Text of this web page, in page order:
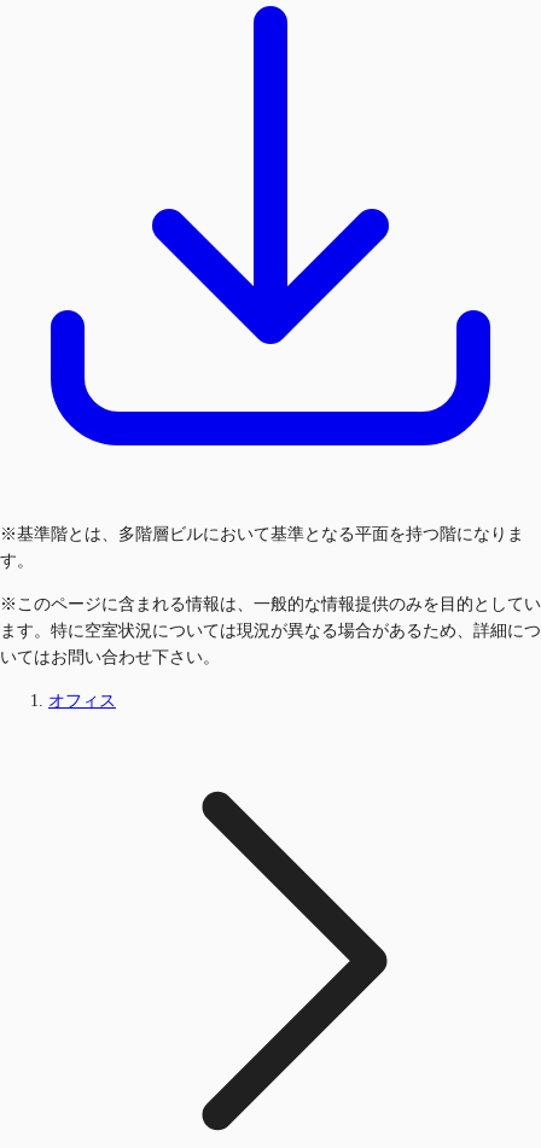
※基準階とは、多階層ビルにおいて基準となる平面を持つ階になりま
す。
※このページに含まれる情報は、一般的な情報提供のみを目的としてい
ます。特に空室状況については現況が異なる場合があるため、詳細につ
いてはお問い合わせ下さい。
オフィス